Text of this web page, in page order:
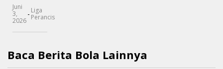
Juni
3,
2026
- Liga
Perancis
Baca Berita Bola Lainnya